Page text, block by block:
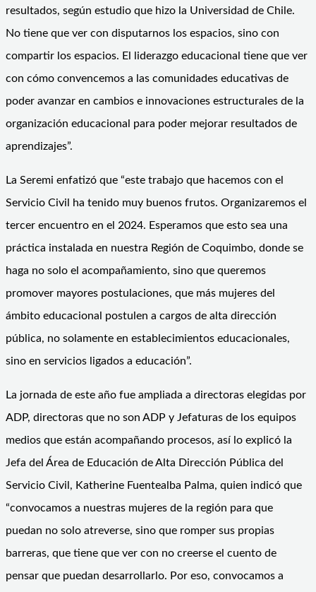
resultados, según estudio que hizo la Universidad de Chile.
No tiene que ver con disputarnos los espacios, sino con
compartir los espacios. El liderazgo educacional tiene que ver
con cómo convencemos a las comunidades educativas de
poder avanzar en cambios e innovaciones estructurales de la
organización educacional para poder mejorar resultados de
aprendizajes”.
La Seremi enfatizó que “este trabajo que hacemos con el
Servicio Civil ha tenido muy buenos frutos. Organizaremos el
tercer encuentro en el 2024. Esperamos que esto sea una
práctica instalada en nuestra Región de Coquimbo, donde se
haga no solo el acompañamiento, sino que queremos
promover mayores postulaciones, que más mujeres del
ámbito educacional postulen a cargos de alta dirección
pública, no solamente en establecimientos educacionales,
sino en servicios ligados a educación”.
La jornada de este año fue ampliada a directoras elegidas por
ADP, directoras que no son ADP y Jefaturas de los equipos
medios que están acompañando procesos, así lo explicó la
Jefa del Área de Educación de Alta Dirección Pública del
Servicio Civil, Katherine Fuentealba Palma, quien indicó que
“convocamos a nuestras mujeres de la región para que
puedan no solo atreverse, sino que romper sus propias
barreras, que tiene que ver con no creerse el cuento de
pensar que puedan desarrollarlo. Por eso, convocamos a